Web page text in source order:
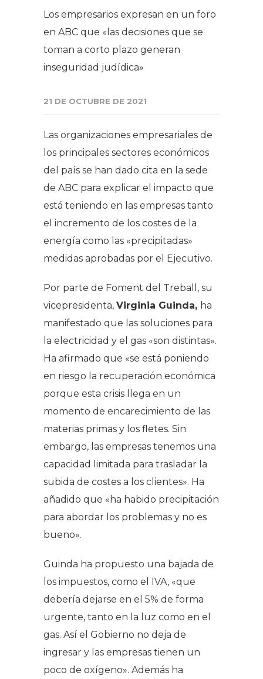
Los empresarios expresan en un foro
en ABC que «las decisiones que se
toman a corto plazo generan
inseguridad judídica»
21 DE OCTUBRE DE 2021
Las organizaciones empresariales de
los principales sectores económicos
del país se han dado cita en la sede
de ABC para explicar el impacto que
está teniendo en las empresas tanto
el incremento de los costes de la
energía como las «precipitadas»
medidas aprobadas por el Ejecutivo.
Por parte de Foment del Treball, su
vicepresidenta, Virginia Guinda, ha
manifestado que las soluciones para
la electricidad y el gas «son distintas».
Ha afirmado que «se está poniendo
en riesgo la recuperación económica
porque esta crisis llega en un
momento de encarecimiento de las
materias primas y los fletes. Sin
embargo, las empresas tenemos una
capacidad limitada para trasladar la
subida de costes a los clientes». Ha
añadido que «ha habido precipitación
para abordar los problemas y no es
bueno».
Guinda ha propuesto una bajada de
los impuestos, como el IVA, «que
debería dejarse en el 5% de forma
urgente, tanto en la luz como en el
gas. Así el Gobierno no deja de
ingresar y las empresas tienen un
poco de oxígeno». Además ha